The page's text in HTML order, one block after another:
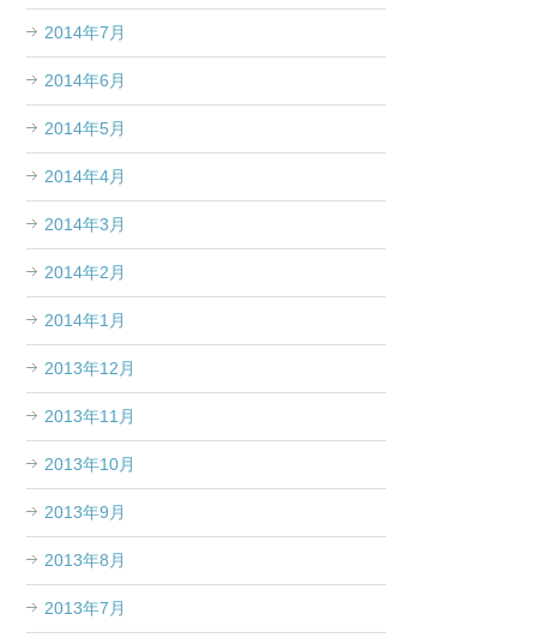
2014年7月
2014年6月
2014年5月
2014年4月
2014年3月
2014年2月
2014年1月
2013年12月
2013年11月
2013年10月
2013年9月
2013年8月
2013年7月